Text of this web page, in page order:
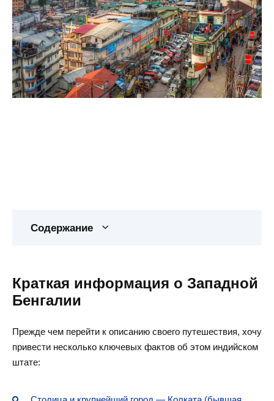
Содержание
Краткая информация о Западной
Бенгалии
Прежде чем перейти к описанию своего путешествия, хочу
привести несколько ключевых фактов об этом индийском
штате: